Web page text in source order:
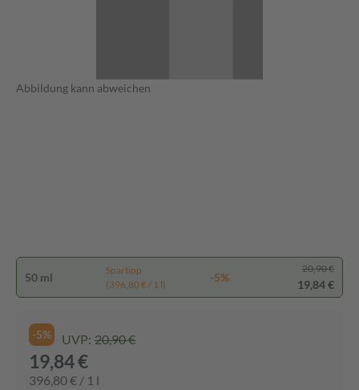
Abbildung kann abweichen
50 ml
Spartipp
(396,80 € / 1 l)
-5%
20,90 €
19,84 €
-5% UVP: 20,90 €
19,84 €
396,80 € / 1 l